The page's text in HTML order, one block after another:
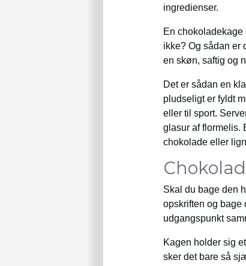
ingredienser.
En chokoladekage
ikke? Og sådan er
en skøn, saftig og
Det er sådan en
pludseligt er fyldt
eller til sport.
glasur af flormelis.
chokolade eller
Skal du bage den
opskriften og bage
udgangspunkt
Kagen holder sig
sker det bare så